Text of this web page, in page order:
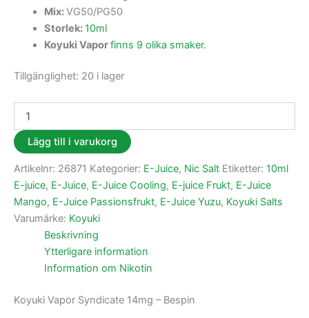
Mix:VG50/PG50
Storlek:10ml
Koyuki Vaporfinns 9 olika smaker.
Tillgänglighet: 20 i lager
Lägg till i varukorg
Artikelnr: 26871 Kategorier: E-Juice, Nic Salt Etiketter: 10ml
E-juice, E-Juice, E-Juice Cooling, E-juice Frukt, E-Juice
Mango, E-Juice Passionsfrukt, E-Juice Yuzu, Koyuki Salts
Varumärke: Koyuki
Beskrivning
Ytterligare information
Information om Nikotin
Koyuki Vapor Syndicate 14mg – Bespin